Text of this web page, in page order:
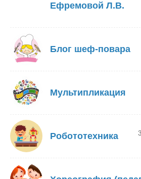
Ефремовой Л.В.
Блог шеф-повара
Мультипликация
Робототехника